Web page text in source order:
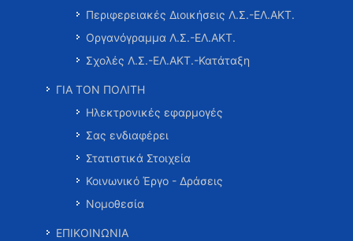
Περιφερειακές Διοικήσεις Λ.Σ.-ΕΛ.ΑΚΤ.
Οργανόγραμμα Λ.Σ.-ΕΛ.ΑΚΤ.
Σχολές Λ.Σ.-ΕΛ.ΑΚΤ.-Κατάταξη
ΓΙΑ ΤΟΝ ΠΟΛΙΤΗ
Ηλεκτρονικές εφαρμογές
Σας ενδιαφέρει
Στατιστικά Στοιχεία
Κοινωνικό Έργο - Δράσεις
Νομοθεσία
ΕΠΙΚΟΙΝΩΝΙΑ